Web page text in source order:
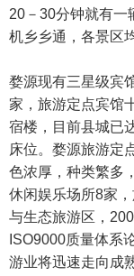
20－30分钟就有一
机乡乡通，各景区
婺源现有三星级宾
家，旅游定点宾馆
宿楼，目前县城已
床位。婺源旅游定
色浓厚，种类繁多
休闲娱乐场所8家
与生态旅游区，
ISO9000质量体系
游业将迅速走向成